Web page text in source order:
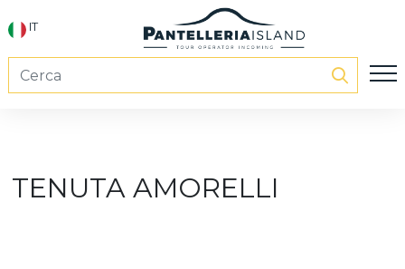
IT
TENUTA AMORELLI